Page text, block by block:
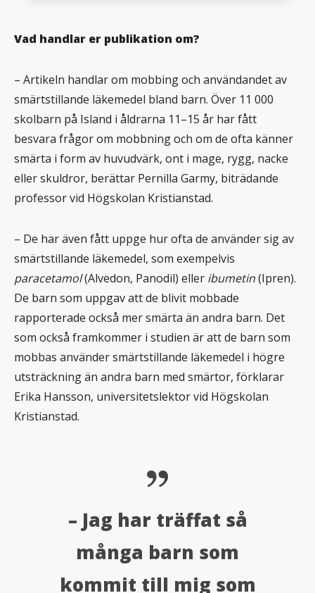
Vad handlar er publikation om?
– Artikeln handlar om mobbing och användandet av
smärtstillande läkemedel bland barn. Över 11 000
skolbarn på Island i åldrarna 11–15 år har fått
besvara frågor om mobbning och om de ofta känner
smärta i form av huvudvärk, ont i mage, rygg, nacke
eller skuldror, berättar Pernilla Garmy, biträdande
professor vid Högskolan Kristianstad.
– De har även fått uppge hur ofta de använder sig av
smärtstillande läkemedel, som exempelvis
paracetamol(Alvedon, Panodil) eller ibumetin(Ipren).
De barn som uppgav att de blivit mobbade
rapporterade också mer smärta än andra barn. Det
som också framkommer i studien är att de barn som
mobbas använder smärtstillande läkemedel i högre
utsträckning än andra barn med smärtor, förklarar
Erika Hansson, universitetslektor vid Högskolan
Kristianstad.
– Jag har träffat så
många barn som
kommit till mig som